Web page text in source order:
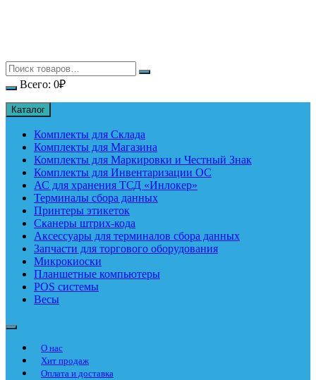
Всего: 0₽
Каталог
Комплекты для Склада
Комплекты для Магазина
Комплекты для Маркировки и Честный Знак
Комплекты для Инвентаризации ОС
АС для хранения ТСД «Инлокер»
Терминалы сбора данных
Принтеры этикеток
Сканеры штрих-кода
Аксессуары для терминалов сбора данных
Запчасти для торгового оборудования
Микрокиоски
Планшетные компьютеры
POS системы
Весы
О нас
Хит продаж
Оплата и доставка